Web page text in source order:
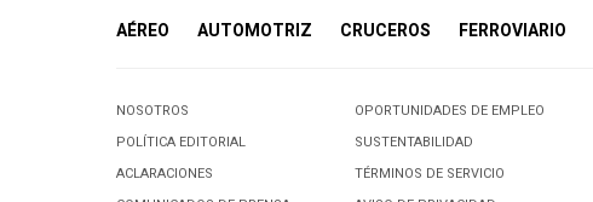
AÉREO AUTOMOTRIZ CRUCEROS FERROVIARIO
NOSOTROS
POLÍTICA EDITORIAL
ACLARACIONES
OPORTUNIDADES DE EMPLEO
SUSTENTABILIDAD
TÉRMINOS DE SERVICIO